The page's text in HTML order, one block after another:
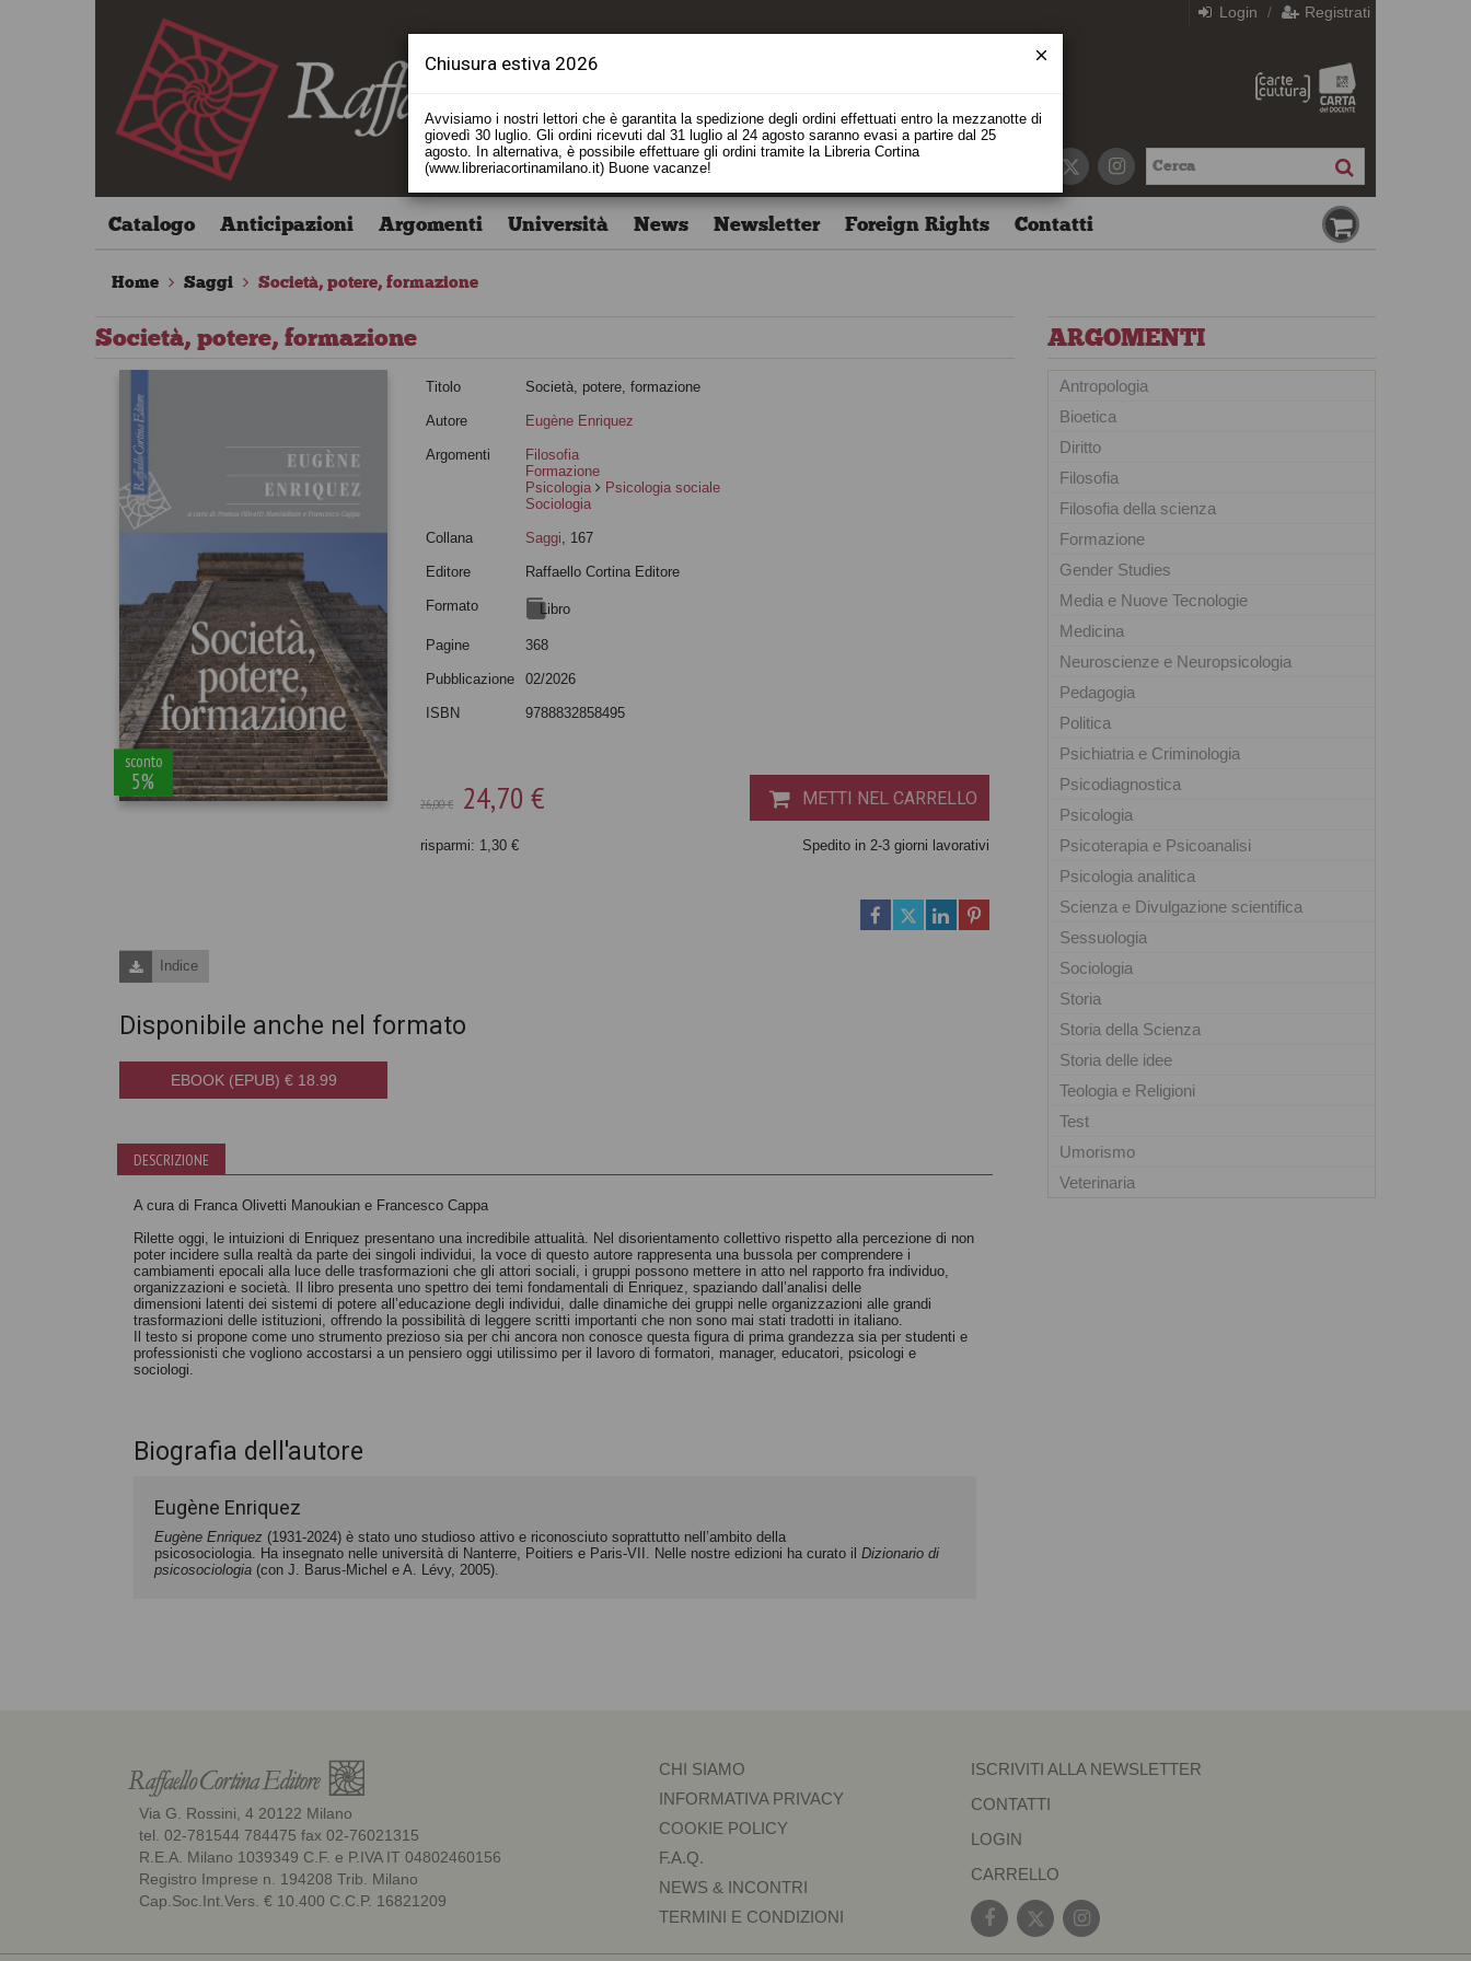
Login / Registrati
Catalogo Anticipazioni Argomenti Università News Newsletter Foreign Rights Contatti
Home Saggi Società, potere, formazione
Società, potere, formazione
sconto
5%
Titolo Società, potere, formazione
Autore Eugène Enriquez
Argomenti
Filosofia
Formazione
Psicologia
Psicologia sociale
Sociologia
Collana Saggi, 167
Editore Raffaello Cortina Editore
Formato Libro
Pagine 368
Pubblicazione 02/2026
ISBN 9788832858495
26,00 € 24,70 € METTI NEL CARRELLO
risparmi: 1,30 € Spedito in 2-3 giorni lavorativi
Indice
Disponibile anche nel formato
EBOOK (EPUB) € 18.99
DESCRIZIONE
A cura di Franca Olivetti Manoukian e Francesco Cappa
Rilette oggi, le intuizioni di Enriquez presentano una incredibile attualità. Nel disorientamento collettivo rispetto alla percezione di non
poter incidere sulla realtà da parte dei singoli individui, la voce di questo autore rappresenta una bussola per comprendere i
cambiamenti epocali alla luce delle trasformazioni che gli attori sociali, i gruppi possono mettere in atto nel rapporto fra individuo,
organizzazioni e società. Il libro presenta uno spettro dei temi fondamentali di Enriquez, spaziando dall’analisi delle
dimensioni latenti dei sistemi di potere all’educazione degli individui, dalle dinamiche dei gruppi nelle organizzazioni alle grandi
trasformazioni delle istituzioni, offrendo la possibilità di leggere scritti importanti che non sono mai stati tradotti in italiano.
Il testo si propone come uno strumento prezioso sia per chi ancora non conosce questa figura di prima grandezza sia per studenti e
professionisti che vogliono accostarsi a un pensiero oggi utilissimo per il lavoro di formatori, manager, educatori, psicologi e
sociologi.
Biografia dell'autore
Eugène Enriquez
Eugène Enriquez (1931-2024) è stato uno studioso attivo e riconosciuto soprattutto nell’ambito della
psicosociologia. Ha insegnato nelle università di Nanterre, Poitiers e Paris-VII. Nelle nostre edizioni ha curato il Dizionario di
psicosociologia (con J. Barus-Michel e A. Lévy, 2005).
ARGOMENTI
Antropologia
Bioetica
Diritto
Filosofia
Filosofia della scienza
Formazione
Gender Studies
Media e Nuove Tecnologie
Medicina
Neuroscienze e Neuropsicologia
Pedagogia
Politica
Psichiatria e Criminologia
Psicodiagnostica
Psicologia
Psicoterapia e Psicoanalisi
Psicologia analitica
Scienza e Divulgazione scientifica
Sessuologia
Sociologia
Storia
Storia della Scienza
Storia delle idee
Teologia e Religioni
Test
Umorismo
Veterinaria
Via G. Rossini, 4 20122 Milano
tel. 02-781544 784475 fax 02-76021315
R.E.A. Milano 1039349 C.F. e P.IVA IT 04802460156
Registro Imprese n. 194208 Trib. Milano
Cap.Soc.Int.Vers. € 10.400 C.C.P. 16821209
CHI SIAMO
INFORMATIVA PRIVACY
COOKIE POLICY
F.A.Q.
NEWS & INCONTRI
TERMINI E CONDIZIONI
ISCRIVITI ALLA NEWSLETTER
CONTATTI
LOGIN
CARRELLO
Chiusura estiva 2026
Avvisiamo i nostri lettori che è garantita la spedizione degli ordini effettuati entro la mezzanotte di
giovedì 30 luglio. Gli ordini ricevuti dal 31 luglio al 24 agosto saranno evasi a partire dal 25
agosto. In alternativa, è possibile effettuare gli ordini tramite la Libreria Cortina
(www.libreriacortinamilano.it) Buone vacanze!